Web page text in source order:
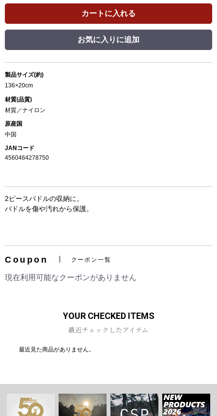
カートに入れる
お気に入りに追加
製品サイズ(約)
136×20cm
材質(品質)
材質／ナイロン
原産国
中国
JANコード
4560464278750
2ピースパドルの収納に。
パドルを傷や汚れから保護。
Coupon クーポン一覧
現在利用可能なクーポンがありません
YOUR CHECKED ITEMS
最近チェックしたアイテム
最近見た商品がありません。